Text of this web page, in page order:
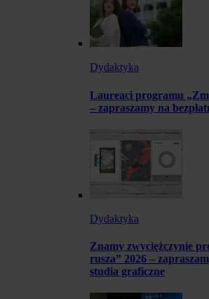
Dydaktyka
Laureaci programu
– zapraszamy na
Dydaktyka
Znamy zwyciężczynie
rusza” 2026 –
studia graficzne